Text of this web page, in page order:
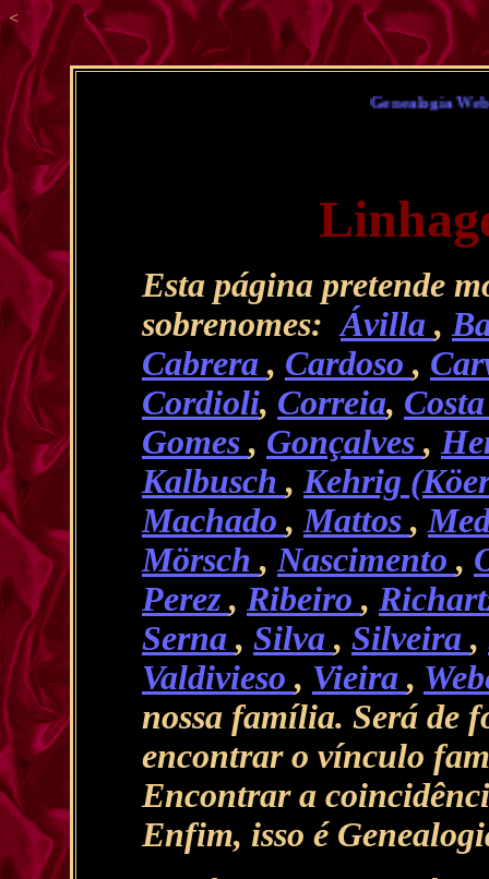
<
Genealogia Weber
Esta página pretende
sobrenomes:Ávilla ,
Cabrera , Cardoso ,
Cordioli, Correia,
Gomes , Gonçalves ,
Kalbusch ,Kehrig
Machado ,Mattos ,
Mörsch ,Nascimento ,
Perez , Ribeiro ,
Serna , Silva , Silveira ,
Valdivieso , Vieira ,
nossa família. Será de
encontrar o vínculo
Encontrar a
Enfim, isso é